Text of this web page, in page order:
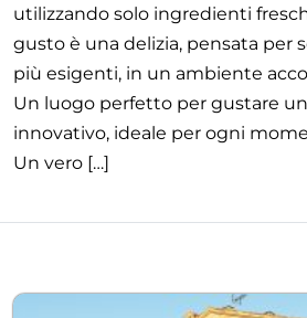
utilizzando solo ingredienti
gusto è una delizia, pensata per
più esigenti, in un ambiente
Un luogo perfetto per gustare
innovativo, ideale per ogni
Un vero […]